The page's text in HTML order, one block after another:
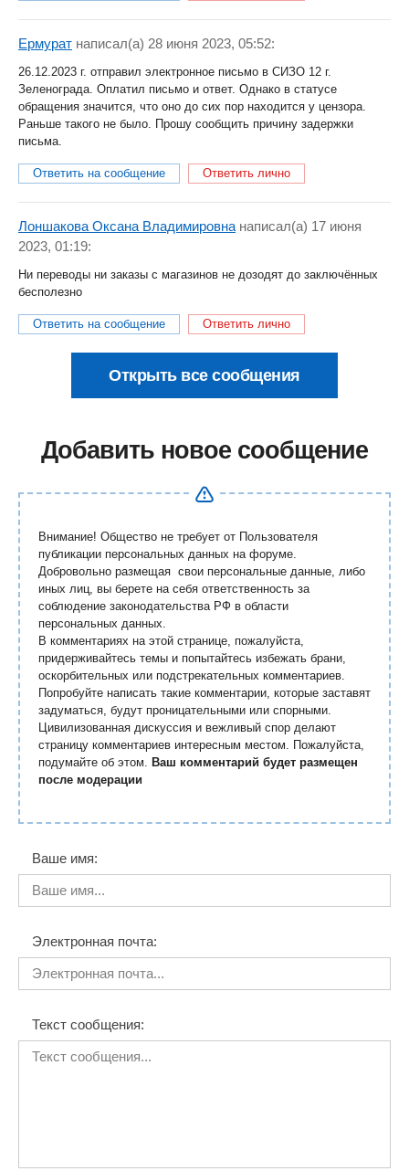
Ермурат написал(a) 28 июня 2023, 05:52:
26.12.2023 г. отправил электронное письмо в СИЗО 12 г.
Зеленограда. Оплатил письмо и ответ. Однако в статусе
обращения значится, что оно до сих пор находится у цензора.
Раньше такого не было. Прошу сообщить причину задержки
письма.
Ответить на сообщение Ответить лично
Лоншакова Оксана Владимировна написал(a) 17 июня
2023, 01:19:
Ни переводы ни заказы с магазинов не дозодят до заключённых
бесполезно
Ответить на сообщение Ответить лично
Открыть все сообщения
Добавить новое сообщение
Внимание! Общество не требует от Пользователя
публикации персональных данных на форуме.
Добровольно размещая свои персональные данные, либо
иных лиц, вы берете на себя ответственность за
соблюдение законодательства РФ в области
персональных данных.
В комментариях на этой странице, пожалуйста,
придерживайтесь темы и попытайтесь избежать брани,
оскорбительных или подстрекательных комментариев.
Попробуйте написать такие комментарии, которые заставят
задуматься, будут проницательными или спорными.
Цивилизованная дискуссия и вежливый спор делают
страницу комментариев интересным местом. Пожалуйста,
подумайте об этом. Ваш комментарий будет размещен
после модерации
Ваше имя:
Электронная почта:
Текст сообщения: